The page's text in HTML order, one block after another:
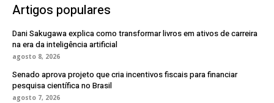
Artigos populares
Dani Sakugawa explica como transformar livros em ativos de carreira
na era da inteligência artificial
agosto 8, 2026
Senado aprova projeto que cria incentivos fiscais para financiar
pesquisa científica no Brasil
agosto 7, 2026